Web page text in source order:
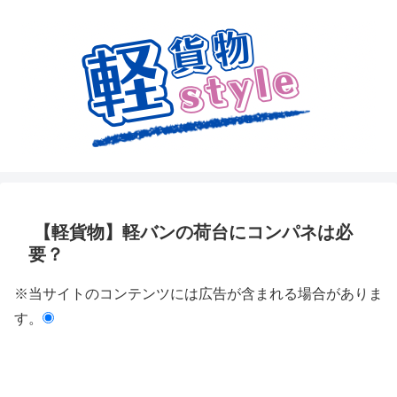
【軽貨物】軽バンの荷台にコンパネは必
要？
※当サイトのコンテンツには広告が含まれる場合がありま
す。